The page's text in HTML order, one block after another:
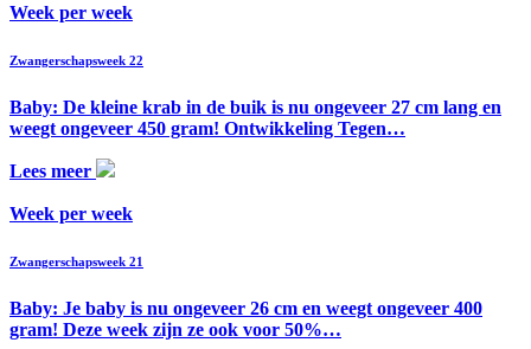
Week per week
Zwangerschapsweek 22
Baby: De kleine krab in de buik is nu ongeveer 27 cm lang en
weegt ongeveer 450 gram! Ontwikkeling Tegen…
Lees meer
Week per week
Zwangerschapsweek 21
Baby: Je baby is nu ongeveer 26 cm en weegt ongeveer 400
gram! Deze week zijn ze ook voor 50%…